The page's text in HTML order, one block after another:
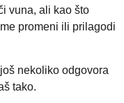
vuna, ali kao što
promeni ili prilagodi
nekoliko odgovora
tako.